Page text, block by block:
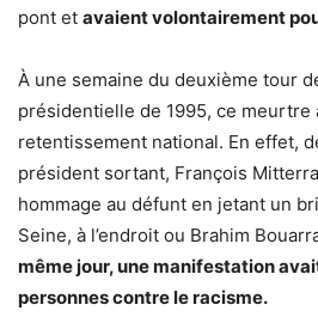
pont et avaient volontairement
À une semaine du deuxième tour
présidentielle de 1995, ce meurtre
retentissement national. En effet,
président sortant, François
hommage au défunt en jetant un
Seine, à l’endroit ou Brahim
même jour, une manifestation
personnes contre le racisme.